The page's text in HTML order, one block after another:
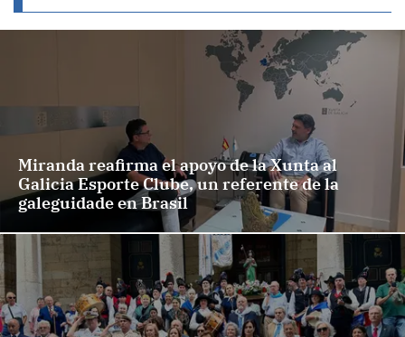
Miranda reafirma el apoyo de la Xunta al
Galicia Esporte Clube, un referente de la
galeguidade en Brasil